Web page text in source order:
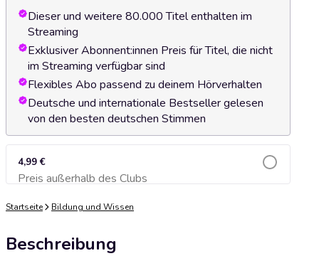
Dieser und weitere 80.000 Titel enthalten im
Streaming
Exklusiver Abonnent:innen Preis für Titel, die nicht
im Streaming verfügbar sind
Flexibles Abo passend zu deinem Hörverhalten
Deutsche und internationale Bestseller gelesen
von den besten deutschen Stimmen
4,99 €
Preis außerhalb des ClubsZum Warenkorb hinzufügen
Startseite Bildung und Wissen
Beschreibung